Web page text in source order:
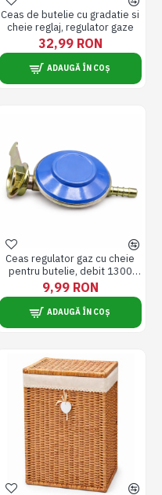
Ceas de butelie cu gradatie si
cheie reglaj, regulator gaze
32,99 RON
ADAUGĂ ÎN COȘ
Ceas regulator gaz cu cheie
pentru butelie, debit 1300
g/h, presiune 37 mbar, filet
standard, compatibil GPL,
Sigur, durabil, usor de montat,
ideal pentru aragaz, gratar si
9,99 RON
ADAUGĂ ÎN COȘ